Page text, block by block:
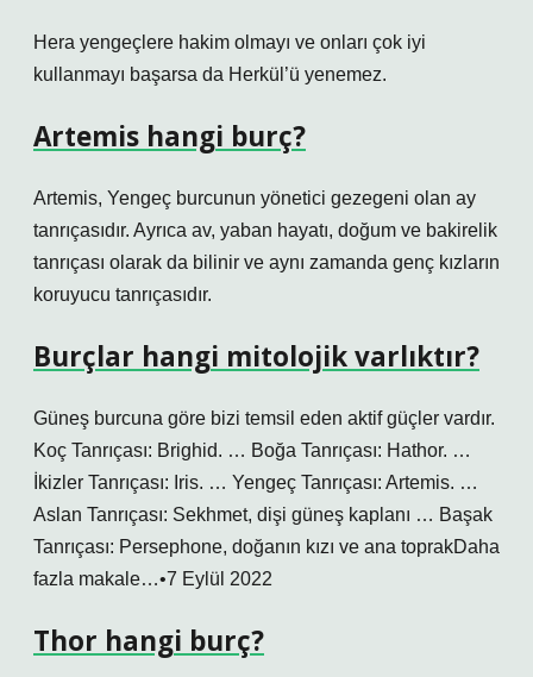
Hera yengeçlere hakim olmayı ve onları çok iyi
kullanmayı başarsa da Herkül’ü yenemez.
Artemis hangi burç?
Artemis, Yengeç burcunun yönetici gezegeni olan ay
tanrıçasıdır. Ayrıca av, yaban hayatı, doğum ve bakirelik
tanrıçası olarak da bilinir ve aynı zamanda genç kızların
koruyucu tanrıçasıdır.
Burçlar hangi mitolojik varlıktır?
Güneş burcuna göre bizi temsil eden aktif güçler vardır.
Koç Tanrıçası: Brighid. … Boğa Tanrıçası: Hathor. …
İkizler Tanrıçası: Iris. … Yengeç Tanrıçası: Artemis. …
Aslan Tanrıçası: Sekhmet, dişi güneş kaplanı … Başak
Tanrıçası: Persephone, doğanın kızı ve ana toprakDaha
fazla makale…•7 Eylül 2022
Thor hangi burç?